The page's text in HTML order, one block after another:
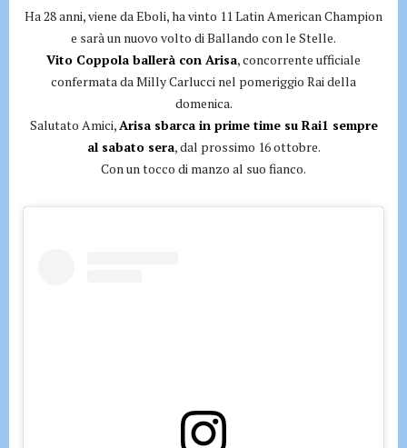
Ha 28 anni, viene da Eboli, ha vinto 11 Latin American Champion
e sarà un nuovo volto di Ballando con le Stelle.
Vito Coppola ballerà con Arisa, concorrente ufficiale
confermata da Milly Carlucci nel pomeriggio Rai della
domenica.
Salutato Amici,Arisa sbarca in prime time su Rai1 sempre
al sabato sera, dal prossimo 16 ottobre.
Con un tocco di manzo al suo fianco.